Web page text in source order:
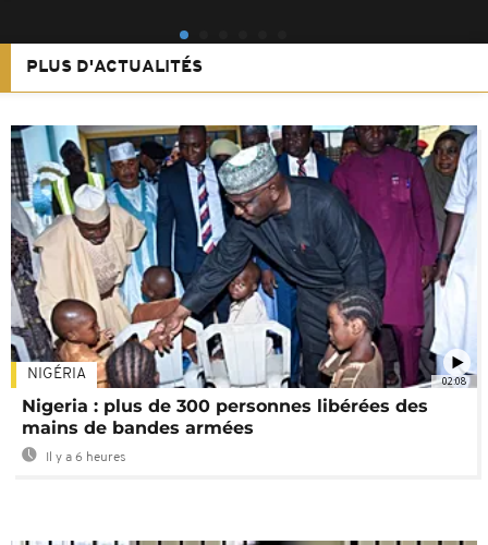
PLUS D'ACTUALITÉS
02:08
NIGÉRIA
Nigeria : plus de 300 personnes libérées des
mains de bandes armées
Il y a 6 heures